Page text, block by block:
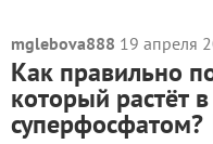
mglebova888 19 апреля
Как правильно
который растёт
суперфосфатом?